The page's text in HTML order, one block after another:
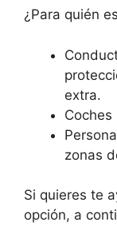
¿Para quién
extra.
zonas
Si quieres te
opción, a